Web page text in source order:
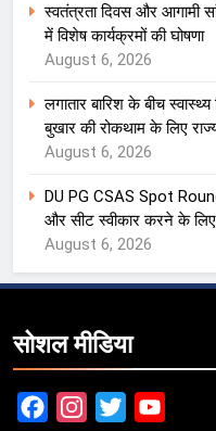
स्वतंत्रता दिवस और आगामी
में विशेष कार्यक्रमों की घोषणा
August 6, 2026
लगातार बारिश के बीच
बुखार की रोकथाम के लिए
August 6, 2026
DU PG CSAS Spot
और सीट स्वीकार करने के लिए
August 6, 2026
सोशल मीडिया
FacebookInstagram
Twitter